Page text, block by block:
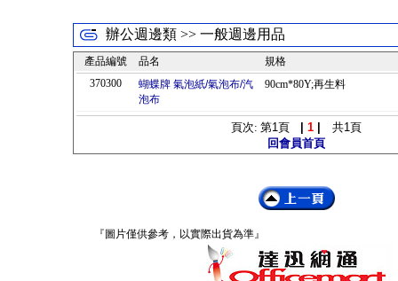
辦公週邊類 >> 一般週邊用品
產品編號 品名
規格
370300
蝴蝶牌 氣泡紙/氣泡布/汽
泡布
90cm*80Y;再生料
頁次: 第1頁 1| 共1頁
回會員首頁
『圖片僅供參考，以實際出貨為準』